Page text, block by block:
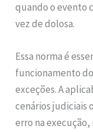
quando o evento
vez de dolosa.
Essa norma é
funcionamento
exceções. A
cenários judiciais
erro na